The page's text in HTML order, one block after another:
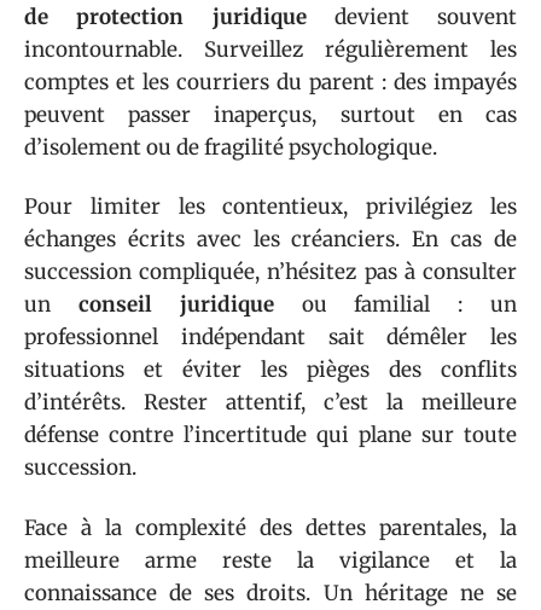
de protection juridiquedevient souvent
incontournable. Surveillez régulièrement les
comptes et les courriers du parent : des impayés
peuvent passer inaperçus, surtout en cas
d’isolement ou de fragilité psychologique.
Pour limiter les contentieux, privilégiez les
échanges écrits avec les créanciers. En cas de
succession compliquée, n’hésitez pas à consulter
un conseil juridiqueou familial : un
professionnel indépendant sait démêler les
situations et éviter les pièges des conflits
d’intérêts. Rester attentif, c’est la meilleure
défense contre l’incertitude qui plane sur toute
succession.
Face à la complexité des dettes parentales, la
meilleure arme reste la vigilance et la
connaissance de ses droits. Un héritage ne se